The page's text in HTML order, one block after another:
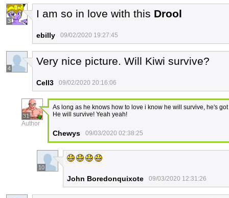
3
I am so in love with this Drool
ebilly 09/02/2020 19:27:45
4
Very nice picture. Will Kiwi survive?
Cell3 09/02/2020 20:16:06
31
Author
As long as he knows how to love i know he will survive, he's
He will survive! Yeah yeah!
Chewys 09/03/2020 02:38:25
10
John Boredonquixote 09/03/2020 12:31:26